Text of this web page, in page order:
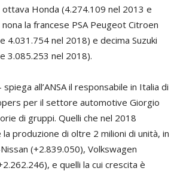
Honda (4.274.109 nel 2013 e
la francese PSA Peugeot Citroen
4.031.754 nel 2018) e decima Suzuki
3.085.253 nel 2018).
all’ANSA il responsabile in Italia di
per il settore automotive Giorgio
di gruppi. Quelli che nel 2018
produzione di oltre 2 milioni di unità, in
(+2.839.050), Volkswagen
e quelli la cui crescita è